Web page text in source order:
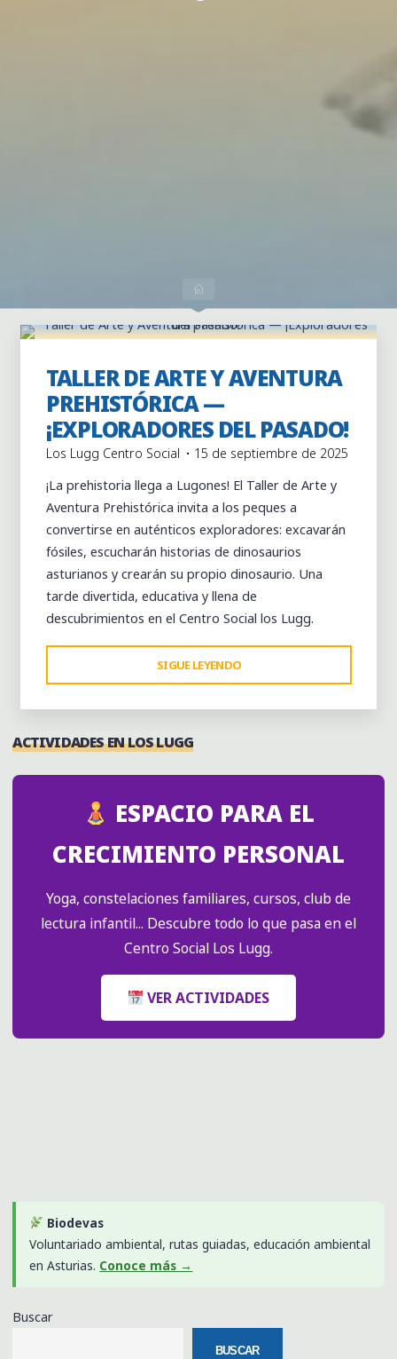
Actividades Actividades puntuales Familiar
TALLER DE ARTE Y AVENTURA
PREHISTÓRICA —
¡EXPLORADORES DEL PASADO!
Los Lugg Centro Social
15 de septiembre de 2025
¡La prehistoria llega a Lugones! El Taller de Arte y
Aventura Prehistórica invita a los peques a
convertirse en auténticos exploradores: excavarán
fósiles, escucharán historias de dinosaurios
asturianos y crearán su propio dinosaurio. Una
tarde divertida, educativa y llena de
descubrimientos en el Centro Social los Lugg.
SIGUE LEYENDO
DE
ARTE
PREHISTÓRICA
¡EXPLORADORES
PASADO!"
ACTIVIDADES EN LOS LUGG
ESPACIO PARA EL
CRECIMIENTO PERSONAL
Yoga, constelaciones familiares, cursos, club de
lectura infantil... Descubre todo lo que pasa en el
Centro Social Los Lugg.
VER ACTIVIDADES
Biodevas
Voluntariado ambiental, rutas guiadas, educación ambiental
en Asturias. Conoce más →
Buscar
BUSCAR